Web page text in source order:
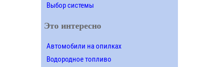
Выбор системы
Это интересно
Автомобили на опилках
Водородное топливо